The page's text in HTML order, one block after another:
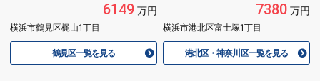
6149万円
横浜市鶴見区梶山1丁目
鶴見区一覧を見る
7380万円
横浜市港北区富士塚1丁目
港北区・神奈川区一覧を見る